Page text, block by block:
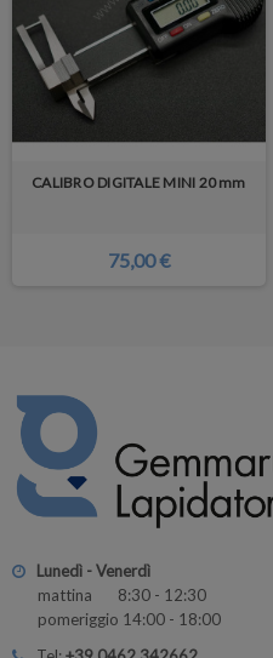
CALIBRO DIGITALE MINI 20 mm
75,00 €
Lunedì - Venerdì
mattina 8:30 - 12:30
pomeriggio 14:00 - 18:00